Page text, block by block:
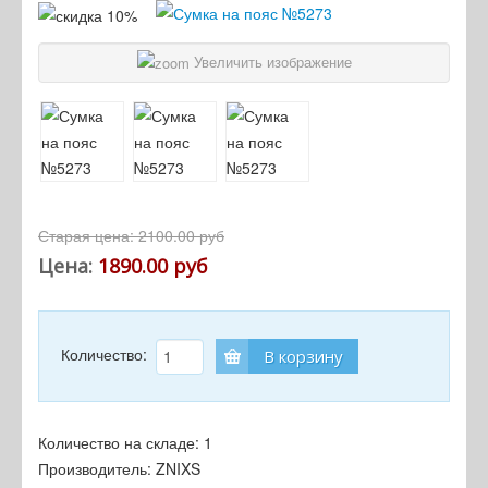
Увеличить изображение
Старая цена:2100.00 руб
Цена: 1890.00 руб
Количество: В корзину
Количество на складе: 1
Производитель: ZNIXS